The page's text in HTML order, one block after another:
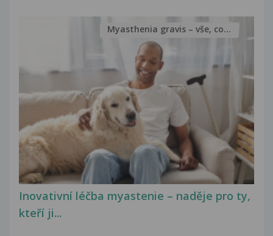
Inovativní léčba myastenie – naděje pro ty,
kteří ji...
Myasthenia gravis – vše, co...